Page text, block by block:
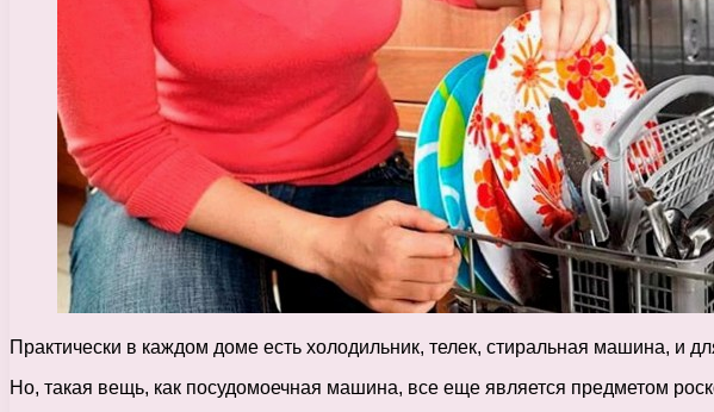
Практически в каждом доме есть холодильник, телек, стиральная машина, и
Но, такая вещь, как посудомоечная машина, все еще является предметом